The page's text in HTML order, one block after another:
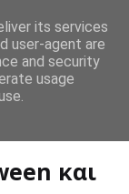
τα ίδια
και ο μύθος του
και
its services
user-agent are
and security
usage